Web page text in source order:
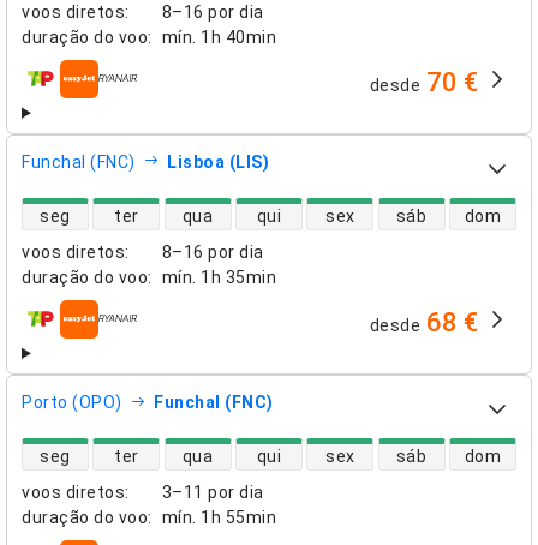
voos diretos:
8–16 por dia
duração do voo: mín. 1h 40min
companhias aéreas desde 70 €
Funchal (FNC) Lisboa (LIS)
voos diretos:
8–16 por dia
duração do voo: mín. 1h 35min
disponibilidade de voos diretos
seg ter qua qui sex sáb dom
companhias aéreas desde 68 €
Porto (OPO) Funchal (FNC)
voos diretos:
3–11 por dia
duração do voo: mín. 1h 55min
disponibilidade de voos diretos
seg ter qua qui sex sáb dom